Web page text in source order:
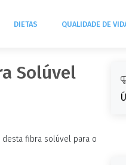
DIETAS QUALIDADE DE
Solúvel
fibra solúvel para o